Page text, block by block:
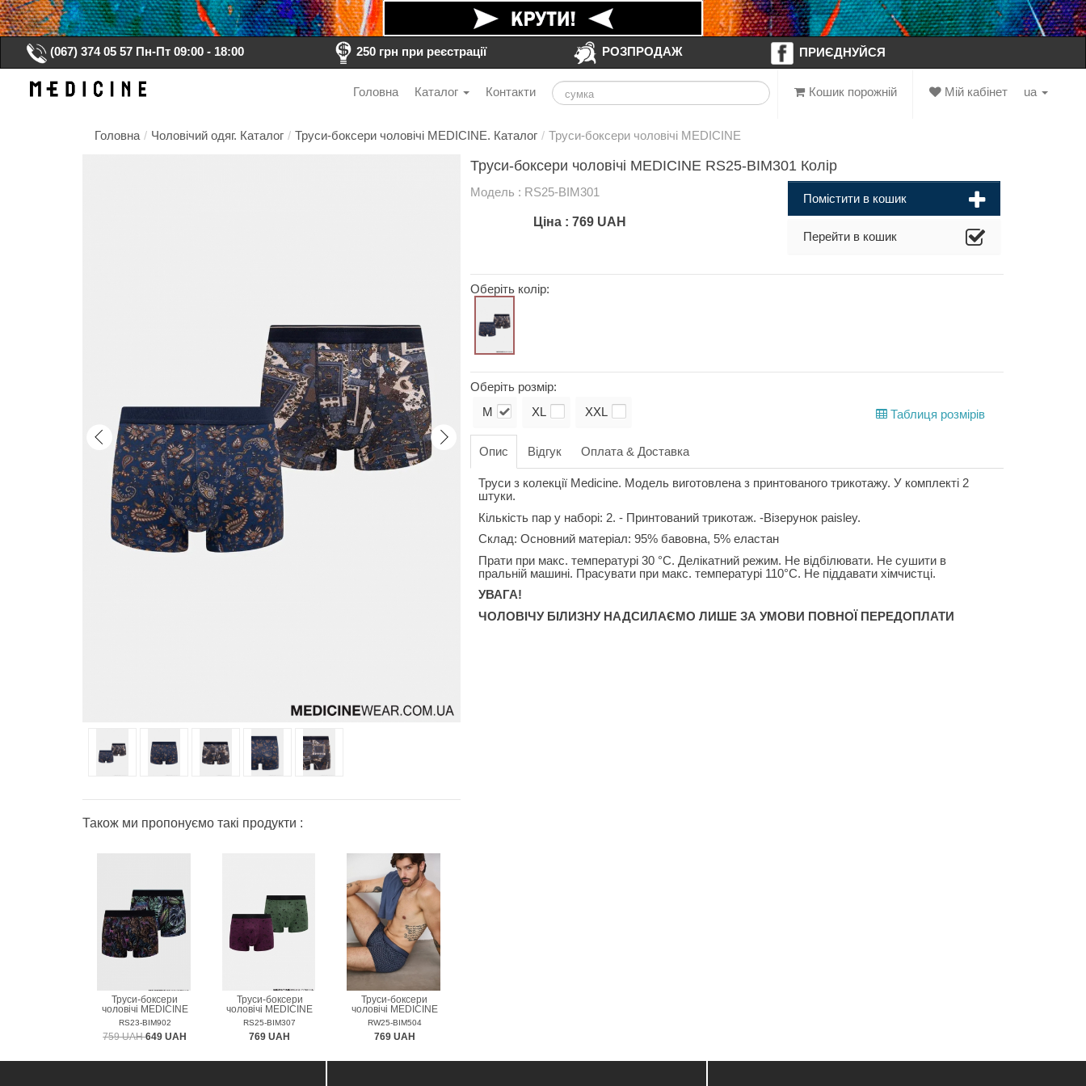
(067) 374 05 57 Пн-Пт 09:00 - 18:00 250 грн при реєстрації РОЗПРОДАЖ ПРИЄДНУЙСЯ
ua
Мій кабінет
Кошик порожній
Головна Каталог Контакти
Головна / Чоловічий одяг. Каталог / Труси-боксери чоловічі MEDICINE. Каталог / Труси-боксери чоловічі MEDICINE
Також ми пропонуємо такі продукти :
Труси-боксери
чоловічі MEDICINE
RS23-BIM902
759 UAH649 UAH
Труси-боксери
чоловічі MEDICINE
RS25-BIM307
769 UAH
Труси-боксери
чоловічі MEDICINE
RW25-BIM504
769 UAH
Труси-боксери чоловічі MEDICINE RS25-BIM301 Колір
Модель : RS25-BIM301
Ціна : 769 UAH
Помістити в кошик
Перейти в кошик
Оберіть колір:
Оберіть розмір:
M XL XXL Таблиця розмірів
Опис Відгук Оплата & Доставка
Труси з колекції Medicine. Модель виготовлена з принтованого трикотажу. У комплекті 2
штуки.
Кількість пар у наборі: 2. - Принтований трикотаж. -Візерунок paisley.
Склад: Основний матеріал: 95% бавовна, 5% еластан
Прати при макс. температурі 30 °C. Делікатний режим. Не відбілювати. Не сушити в
пральній машині. Прасувати при макс. температурі 110°C. Не піддавати хімчистці.
УВАГА!
ЧОЛОВІЧУ БІЛИЗНУ НАДСИЛАЄМО ЛИШЕ ЗА УМОВИ ПОВНОЇ ПЕРЕДОПЛАТИ